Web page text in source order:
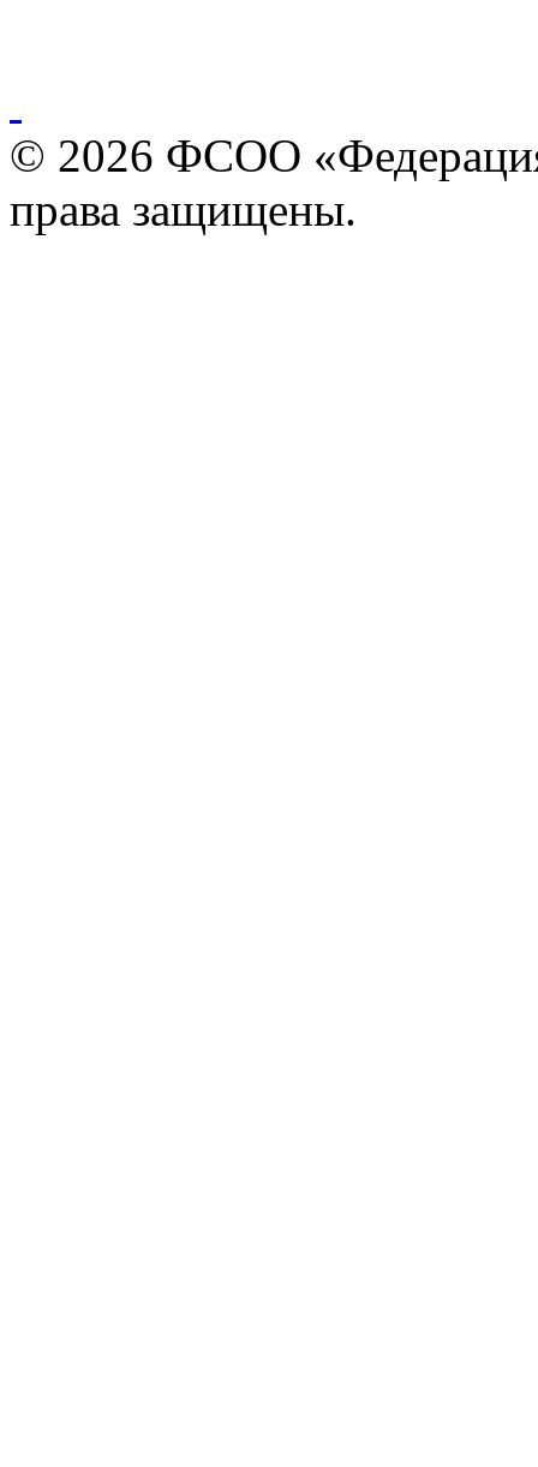
© 2026 ФСОО
права защищены.